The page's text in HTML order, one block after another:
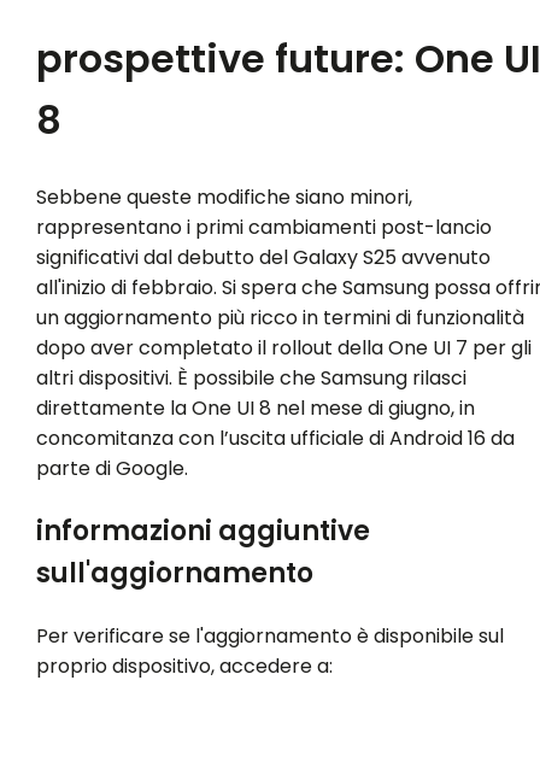
prospettive future: One UI
8
Sebbene queste modifiche siano minori,
rappresentano i primi cambiamenti post-lancio
significativi dal debutto del Galaxy S25 avvenuto
all'inizio di febbraio. Si spera che Samsung possa
un aggiornamento più ricco in termini di funzionalità
dopo aver completato il rollout della One UI 7 per gli
altri dispositivi. È possibile che Samsung rilasci
direttamente la One UI 8 nel mese di giugno, in
concomitanza con l’uscita ufficiale di Android 16 da
parte di Google.
informazioni aggiuntive
sull'aggiornamento
Per verificare se l'aggiornamento è disponibile sul
proprio dispositivo, accedere a: